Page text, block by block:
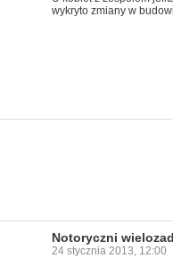
wykryto zmiany w
Notoryczni
24 stycznia 2013, 12:00